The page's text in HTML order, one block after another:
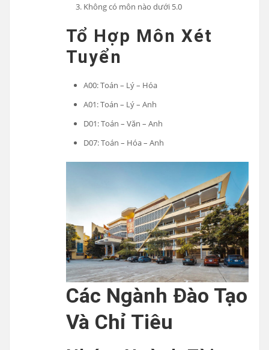
Không có môn nào dưới 5.0
Tổ Hợp Môn Xét
Tuyển
A00: Toán – Lý – Hóa
A01: Toán – Lý – Anh
D01: Toán – Văn – Anh
D07: Toán – Hóa – Anh
Các Ngành Đào Tạo
Và Chỉ Tiêu